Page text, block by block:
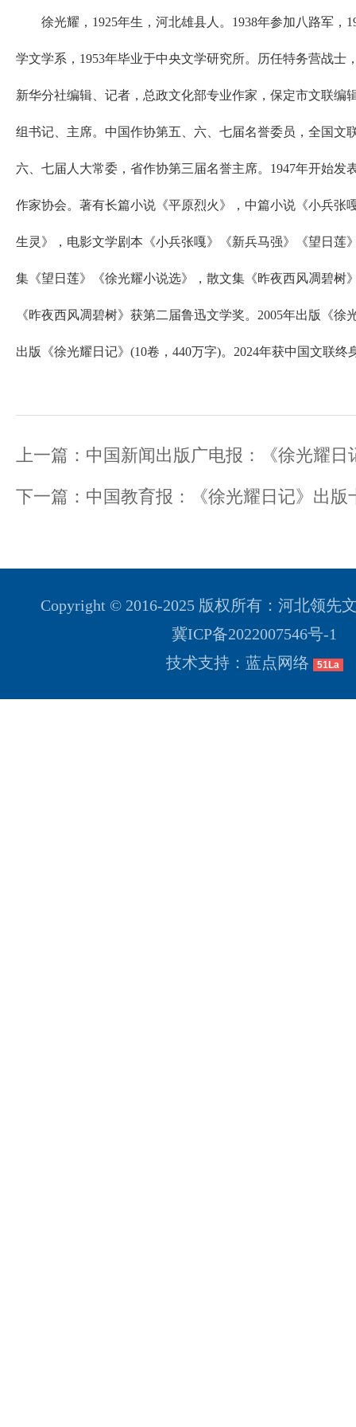
徐光耀，1925年生，河北雄县人。1938年参加八路军，
学文学系，1953年毕业于中央文学研究所。历任特务营战士
新华分社编辑、记者，总政文化部专业作家，保定市文联编
组书记、主席。中国作协第五、六、七届名誉委员，全国文
六、七届人大常委，省作协第三届名誉主席。1947年开始发
作家协会。著有长篇小说《平原烈火》，中篇小说《小兵张
生灵》，电影文学剧本《小兵张嘎》《新兵马强》《望日莲
集《望日莲》《徐光耀小说选》，散文集《昨夜西风凋碧树
《昨夜西风凋碧树》获第二届鲁迅文学奖。2005年出版《徐
出版《徐光耀日记》(10卷，440万字)。2024年获中国文联终
上一篇： 中国新闻出版广电报：《徐光耀日记》出版十周年—— 回
下一篇： 中国教育报：《徐光耀日记》出版十周年学
Copyright © 2016-2025 版权所有：河北领先
冀ICP备2022007546号-1
技术支持：蓝点网络
51La